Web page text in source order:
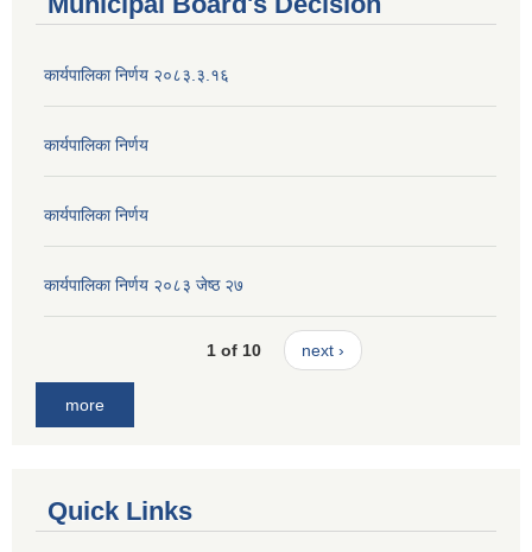
कार्यपालिका निर्णय २०८३.३.१६
कार्यपालिका निर्णय
कार्यपालिका निर्णय
कार्यपालिका निर्णय २०८३ जेष्ठ २७
1 of 10 next ›
more
Quick Links